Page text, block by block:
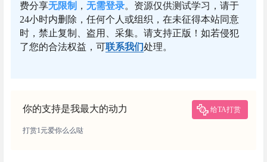
费分享无限制 ， 无需登录。资源仅供测试学习，请于
24小时内删除，任何个人或组织，在未征得本站同意
时，禁止复制、盗用、采集。请支持正版！如若侵犯
了您的合法权益，可联系我们处理。
你的支持是我最大的动力 给TA打赏
打赏1元爱你么么哒